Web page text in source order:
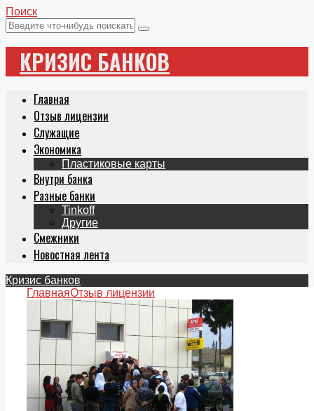
Поиск
КРИЗИС БАНКОВ
Главная
Отзыв лицензии
Служащие
Экономика
Пластиковые карты
Внутри банка
Разные банки
Tinkoff
Другие
Смежники
Новостная лента
Кризис банков
ГлавнаяОтзыв лицензии